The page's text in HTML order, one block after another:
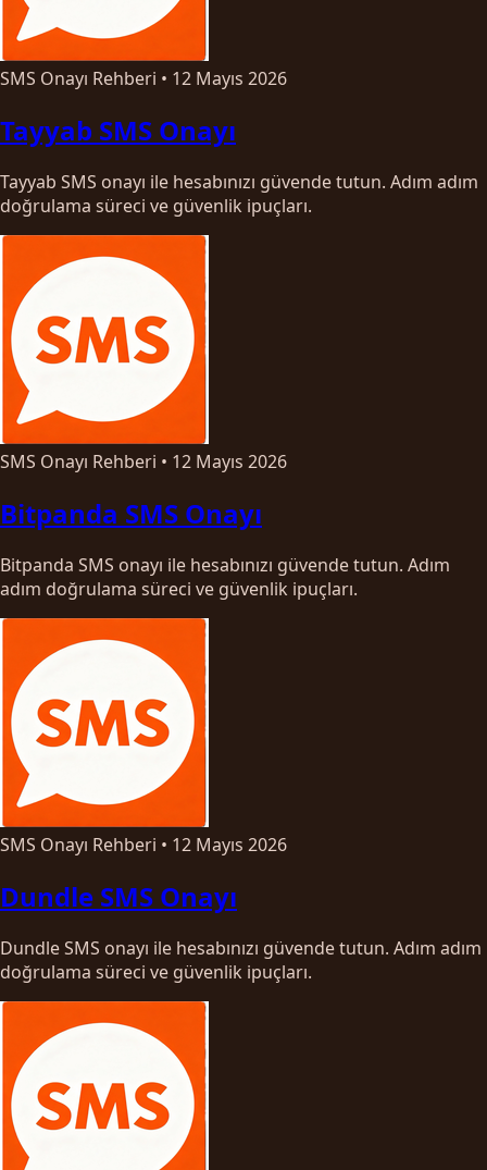
SMS Onayı Rehberi • 12 Mayıs 2026
Tayyab SMS Onayı
Tayyab SMS onayı ile hesabınızı güvende tutun. Adım adım
doğrulama süreci ve güvenlik ipuçları.
SMS Onayı Rehberi • 12 Mayıs 2026
Bitpanda SMS Onayı
Bitpanda SMS onayı ile hesabınızı güvende tutun. Adım
adım doğrulama süreci ve güvenlik ipuçları.
SMS Onayı Rehberi • 12 Mayıs 2026
Dundle SMS Onayı
Dundle SMS onayı ile hesabınızı güvende tutun. Adım adım
doğrulama süreci ve güvenlik ipuçları.